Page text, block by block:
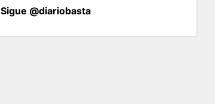
Sigue @diariobasta